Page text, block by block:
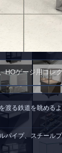
HOゲージ用コレ
渡る鉄道を眺める
パイプ、スチール